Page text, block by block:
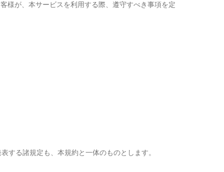
様が、本サービスを利用する際、遵守すべき事項を定
する諸規定も、本規約と一体のものとします。